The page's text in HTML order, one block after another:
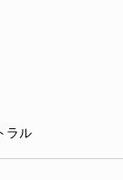
ラル